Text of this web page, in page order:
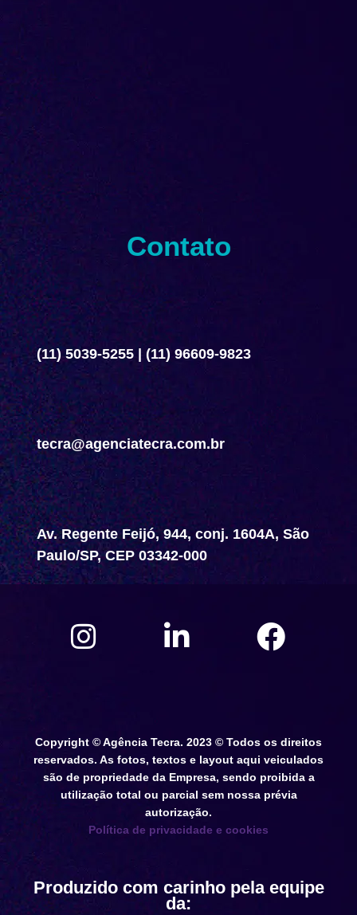
Contato
(11) 5039-5255| (11) 96609-9823
tecra@agenciatecra.com.br
Av. Regente Feijó, 944, conj. 1604A, São
Paulo/SP, CEP 03342-000
Copyright © Agência Tecra. 2023 © Todos os direitos
reservados. As fotos, textos e layout aqui veiculados
são de propriedade da Empresa, sendo proibida a
utilização total ou parcial sem nossa prévia
autorização.
Política de privacidade e cookies
Produzido com carinho pela equipe
da: